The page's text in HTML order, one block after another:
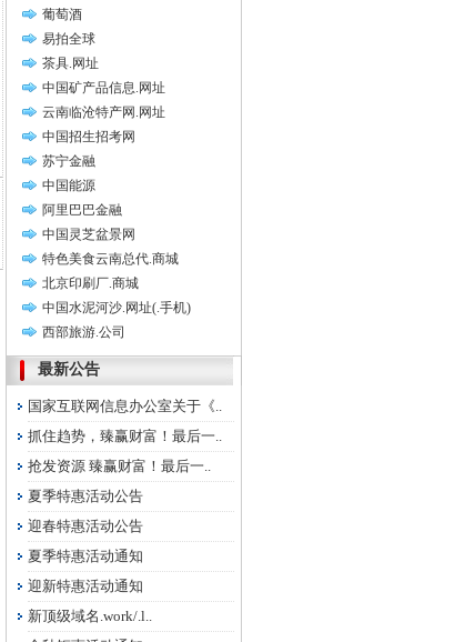
葡萄酒
易拍全球
茶具.网址
中国矿产品信息.网址
云南临沧特产网.网址
中国招生招考网
苏宁金融
中国能源
阿里巴巴金融
中国灵芝盆景网
特色美食云南总代.商城
北京印刷厂.商城
中国水泥河沙.网址(.手机)
西部旅游.公司
最新公告
国家互联网信息办公室关于《..
抓住趋势，臻赢财富！最后一..
抢发资源 臻赢财富！最后一..
夏季特惠活动公告
迎春特惠活动公告
夏季特惠活动通知
迎新特惠活动通知
新顶级域名.work/.l..